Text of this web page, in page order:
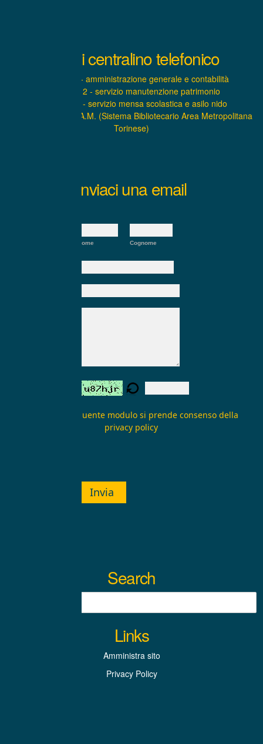
Interni centralino telefonico
INTERNO 1 - amministrazione generale e contabilità
INTERNO 2 - servizio manutenzione patrimonio
INTERNO 3 - servizio mensa scolastica e asilo nido
INTERNO 4 – S.B.A.M. (Sistema Bibliotecario Area Metropolitana
Torinese)
Inviaci una email
Nome Cognome
Inviando il seguente modulo si prende consenso della
privacy policy
Invia
Search
Links
Amministra sito
Privacy Policy